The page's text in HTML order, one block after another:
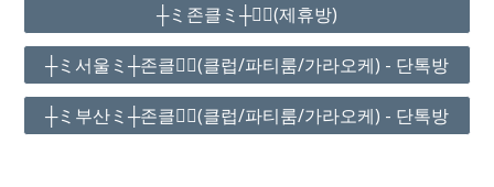
┼ミ존클ミ┼❤️‍🔥(제휴방)
┼ミ서울ミ┼존클❤️‍🔥(클럽/파티룸/가라오케) - 단톡방
┼ミ부산ミ┼존클❤️‍🔥(클럽/파티룸/가라오케) - 단톡방